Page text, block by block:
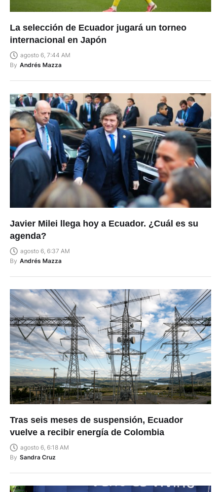
La selección de Ecuador jugará un torneo
internacional en Japón
agosto 6, 7:44 AM
By Andrés Mazza
Javier Milei llega hoy a Ecuador. ¿Cuál es su
agenda?
agosto 6, 6:37 AM
By Andrés Mazza
Tras seis meses de suspensión, Ecuador
vuelve a recibir energía de Colombia
agosto 6, 6:18 AM
By Sandra Cruz